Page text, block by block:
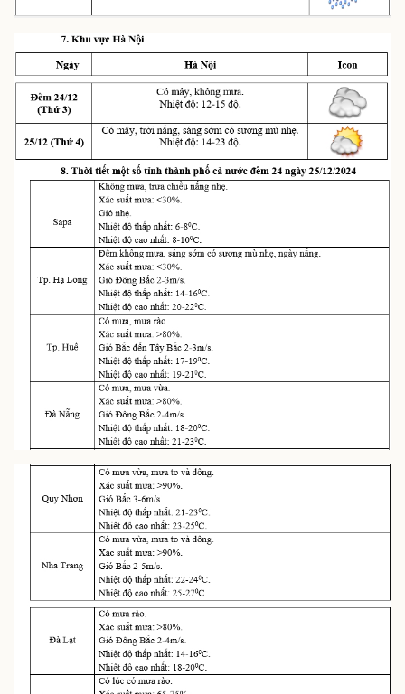
Pháp luật
Tin nóng
Quân sự - Quốc phòng
Vũ khí
Việt Nam
Lịch thi đấu bóng đá
Thế giới thể thao
eSports